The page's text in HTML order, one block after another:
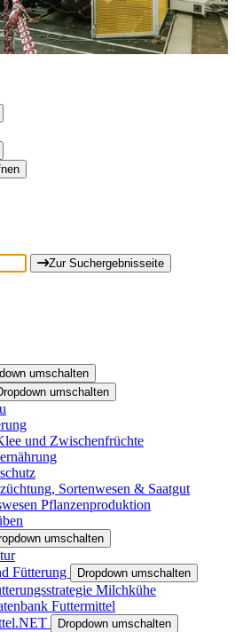
Zur Suchergebnisseite
umschalten
umschalten
und Zwischenfrüchte
Sortenwesen & Saatgut
Pflanzenproduktion
umschalten
Fütterung
Dropdown umschalten
Milchkühe
Futtermittel
Dropdown umschalten